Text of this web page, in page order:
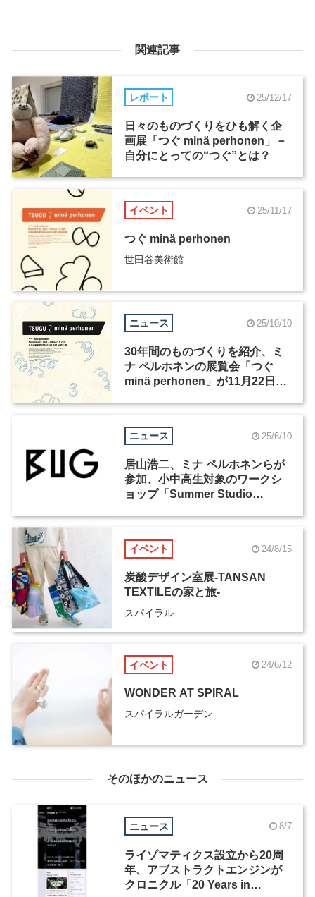
関連記事
レポート 25/12/17
日々のものづくりをひも解く企
画展「つぐ minä perhonen」－
自分にとっての“つぐ”とは？
イベント 25/11/17
つぐ minä perhonen
世田谷美術館
ニュース 25/10/10
30年間のものづくりを紹介、ミ
ナ ペルホネンの展覧会「つぐ
minä perhonen」が11月22日か
ニュース 25/6/10
居山浩二、ミナ ペルホネンらが
参加、小中高生対象のワークシ
ョップ「Summer Studio
イベント 24/8/15
炭酸デザイン室展-TANSAN
TEXTILEの家と旅-
スパイラル
イベント 24/6/12
WONDER AT SPIRAL
スパイラルガーデン
そのほかのニュース
ニュース 8/7
ライゾマティクス設立から20周
年、アブストラクトエンジンが
クロニクル「20 Years in